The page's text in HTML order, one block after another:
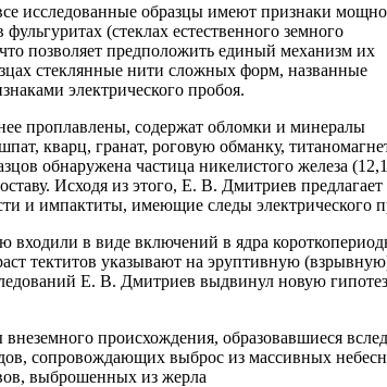
исследованные образцы имеют признаки
(стеклах естественного земного
позволяет предположить единый механизм их
стеклянные нити сложных форм, названные
электрического пробоя.
проплавлены, содержат обломки и минералы
кварц, гранат, роговую обманку,
обнаружена частица никелистого железа
Исходя из этого, Е. В. Дмитриев предлагает
и импактиты, имеющие следы электрического
входили в виде включений в ядра
тектитов указывают на эруптивную
Е. В. Дмитриев выдвинул новую
происхождения, образовавшиеся
сопровождающих выброс из массивных
выброшенных из жерла